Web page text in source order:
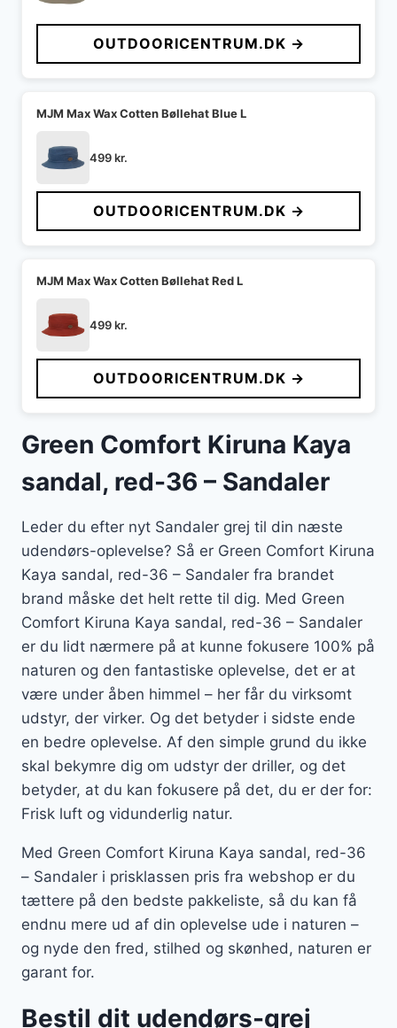
OUTDOORICENTRUM.DK →
MJM Max Wax Cotten Bøllehat Blue L
499kr.
OUTDOORICENTRUM.DK →
MJM Max Wax Cotten Bøllehat Red L
499kr.
OUTDOORICENTRUM.DK →
Green Comfort Kiruna Kaya
sandal, red-36 – Sandaler
Leder du efter nyt Sandaler grej til din næste
udendørs-oplevelse? Så er Green Comfort Kiruna
Kaya sandal, red-36 – Sandaler fra brandet
brand måske det helt rette til dig. Med Green
Comfort Kiruna Kaya sandal, red-36 – Sandaler
er du lidt nærmere på at kunne fokusere 100% på
naturen og den fantastiske oplevelse, det er at
være under åben himmel – her får du virksomt
udstyr, der virker. Og det betyder i sidste ende
en bedre oplevelse. Af den simple grund du ikke
skal bekymre dig om udstyr der driller, og det
betyder, at du kan fokusere på det, du er der for:
Frisk luft og vidunderlig natur.
Med Green Comfort Kiruna Kaya sandal, red-36
– Sandaler i prisklassen pris fra webshop er du
tættere på den bedste pakkeliste, så du kan få
endnu mere ud af din oplevelse ude i naturen –
og nyde den fred, stilhed og skønhed, naturen er
garant for.
Bestil dit udendørs-grej